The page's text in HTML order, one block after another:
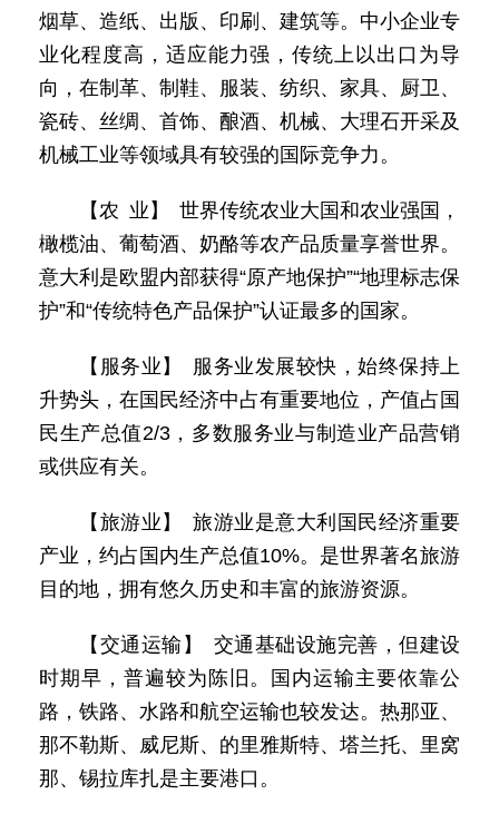
烟草、造纸、出版、印刷、建筑等。中小企业专
业化程度高，适应能力强，传统上以出口为导
向，在制革、制鞋、服装、纺织、家具、厨卫、
瓷砖、丝绸、首饰、酿酒、机械、大理石开采及
机械工业等领域具有较强的国际竞争力。
【农 业】 世界传统农业大国和农业强国，
橄榄油、葡萄酒、奶酪等农产品质量享誉世界。
意大利是欧盟内部获得“原产地保护”“地理标志保
护”和“传统特色产品保护”认证最多的国家。
【服务业】 服务业发展较快，始终保持上
升势头，在国民经济中占有重要地位，产值占国
民生产总值2/3，多数服务业与制造业产品营销
或供应有关。
【旅游业】 旅游业是意大利国民经济重要
产业，约占国内生产总值10%。是世界著名旅游
目的地，拥有悠久历史和丰富的旅游资源。
【交通运输】 交通基础设施完善，但建设
时期早，普遍较为陈旧。国内运输主要依靠公
路，铁路、水路和航空运输也较发达。热那亚、
那不勒斯、威尼斯、的里雅斯特、塔兰托、里窝
那、锡拉库扎是主要港口。